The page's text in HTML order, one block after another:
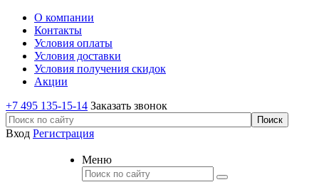
О компании
Контакты
Условия оплаты
Условия доставки
Условия получения скидок
Акции
+7 495 135-15-14 Заказать звонок
Вход Регистрация
Меню